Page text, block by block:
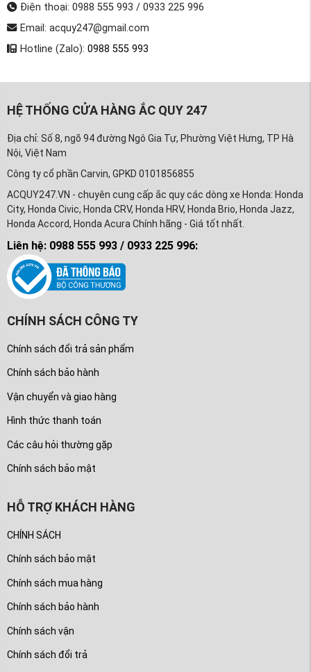
Điện thoại: 0988 555 993 / 0933 225 996
Email: acquy247@gmail.com
Hotline (Zalo): 0988 555 993
HỆ THỐNG CỬA HÀNG ẮC QUY 247
Địa chỉ: Số 8, ngõ 94 đường Ngô Gia Tự, Phường Việt Hưng, TP Hà
Nội, Việt Nam
Công ty cổ phần Carvin, GPKD 0101856855
ACQUY247.VN - chuyên cung cấp ắc quy các dòng xe Honda: Honda
City, Honda Civic, Honda CRV, Honda HRV, Honda Brio, Honda Jazz,
Honda Accord, Honda Acura Chính hãng - Giá tốt nhất.
Liên hệ: 0988 555 993 / 0933 225 996:
CHÍNH SÁCH CÔNG TY
Chính sách đổi trả sản phẩm
Chính sách bảo hành
Vận chuyển và giao hàng
Hình thức thanh toán
Các câu hỏi thường gặp
Chính sách bảo mật
HỖ TRỢ KHÁCH HÀNG
CHÍNH SÁCH
Chính sách bảo mật
Chính sách mua hàng
Chính sách bảo hành
Chính sách vận
Chính sách đổi trả